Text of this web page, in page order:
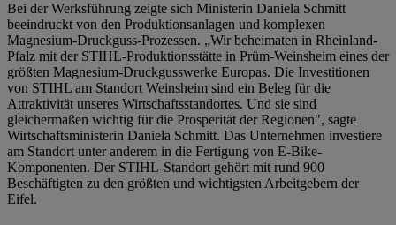
Bei der Werksführung zeigte sich Ministerin Daniela Schmitt
beeindruckt von den Produktionsanlagen und komplexen
Magnesium-Druckguss-Prozessen. „Wir beheimaten in Rheinland-
Pfalz mit der STIHL-Produktionsstätte in Prüm-Weinsheim eines der
größten Magnesium-Druckgusswerke Europas. Die Investitionen
von STIHL am Standort Weinsheim sind ein Beleg für die
Attraktivität unseres Wirtschaftsstandortes. Und sie sind
gleichermaßen wichtig für die Prosperität der Regionen", sagte
Wirtschaftsministerin Daniela Schmitt. Das Unternehmen investiere
am Standort unter anderem in die Fertigung von E-Bike-
Komponenten. Der STIHL-Standort gehört mit rund 900
Beschäftigten zu den größten und wichtigsten Arbeitgebern der
Eifel.